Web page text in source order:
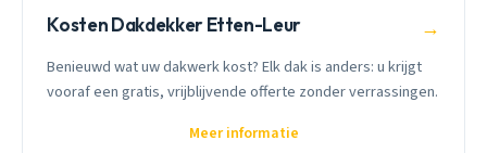
Kosten Dakdekker Etten-Leur →
Benieuwd wat uw dakwerk kost? Elk dak is anders: u krijgt
vooraf een gratis, vrijblijvende offerte zonder verrassingen.
Meer informatie